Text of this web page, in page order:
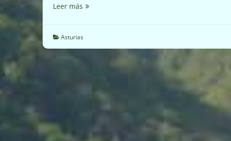
Leer más Expedientes
aguas
de
Cudillero
Asturias